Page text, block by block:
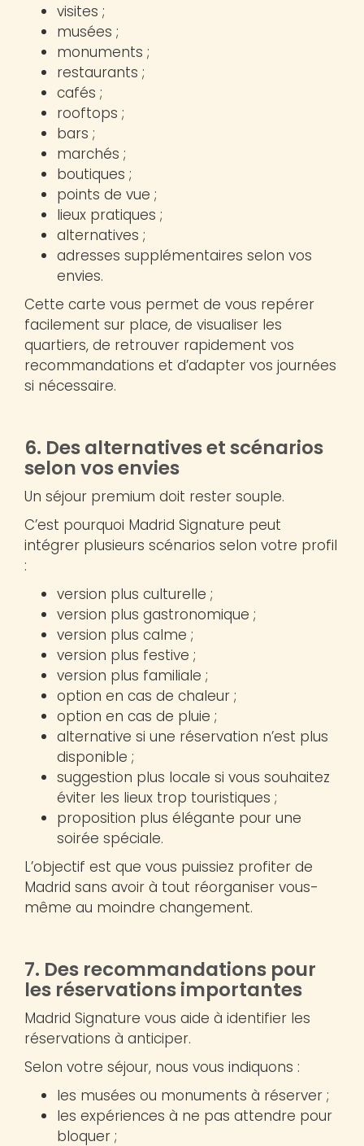
visites ;
musées ;
monuments ;
restaurants ;
cafés ;
rooftops ;
bars ;
marchés ;
boutiques ;
points de vue ;
lieux pratiques ;
alternatives ;
adresses supplémentaires selon vos
envies.
Cette carte vous permet de vous repérer
facilement sur place, de visualiser les
quartiers, de retrouver rapidement vos
recommandations et d’adapter vos journées
si nécessaire.
6. Des alternatives et scénarios
selon vos envies
Un séjour premium doit rester souple.
C’est pourquoi Madrid Signature peut
intégrer plusieurs scénarios selon votre profil
:
version plus culturelle ;
version plus gastronomique ;
version plus calme ;
version plus festive ;
version plus familiale ;
option en cas de chaleur ;
option en cas de pluie ;
alternative si une réservation n’est plus
disponible ;
suggestion plus locale si vous souhaitez
éviter les lieux trop touristiques ;
proposition plus élégante pour une
soirée spéciale.
L’objectif est que vous puissiez profiter de
Madrid sans avoir à tout réorganiser vous-
même au moindre changement.
7. Des recommandations pour
les réservations importantes
Madrid Signature vous aide à identifier les
réservations à anticiper.
Selon votre séjour, nous vous indiquons :
les musées ou monuments à réserver ;
les expériences à ne pas attendre pour
bloquer ;